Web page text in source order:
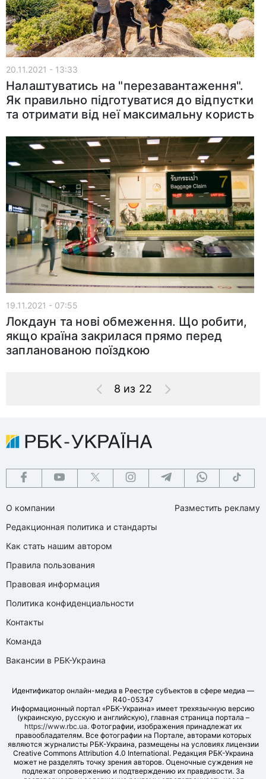
20.11.2021 - 13:33
Налаштуватись на "перезавантаження".
Як правильно підготуватися до відпустки
та отримати від неї максимальну користь
19.11.2021 - 07:55
Локдаун та нові обмеження. Що робити,
якщо країна закрилася прямо перед
запланованою поїздкою
8 из 22
О компании
Редакционная политика и стандарты
Как стать нашим автором
Правила пользования
Правовая информация
Политика конфиденциальности
Контакты
Команда
Вакансии в РБК-Украина
Разместить рекламу
Идентификатор онлайн-медиа в Реестре субъектов в сфере медиа —
R40-05347
Информационный портал «РБК-Украина» имеет трехязычную версию
(украинскую, русскую и английскую), главная страница портала –
https://www.rbc.ua. Фотографии, изображения принадлежат их
правообладателям. Все фотографии на Портале, авторами которых
являются журналисты РБК-Украина, размещены на условиях лицензии
Creative Commons Attribution 4.0 International. Редакция РБК-Украина
может не разделять точку зрения авторов. Оценочные суждения не
подлежат опровержению и подтверждению их правдивости. За